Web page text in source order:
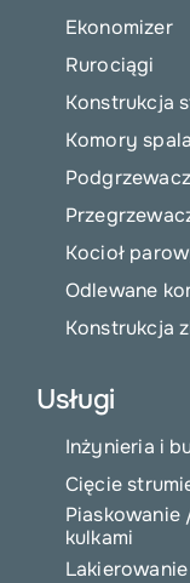
Ekonomizer
Rurociągi
Konstrukcja
Komory
Kocioł
Odlewane
Konstrukcja
Usługi
Inżynieria i
Cięcie
Piaskowanie
kulkami
Lakierowanie